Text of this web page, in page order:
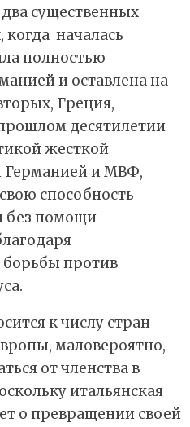
существенных
началась
полностью
и оставлена на
Греция,
десятилетии
жесткой
Германией и МВФ,
способность
без помощи
против
к числу стран
маловероятно,
от членства в
итальянская
о превращении своей